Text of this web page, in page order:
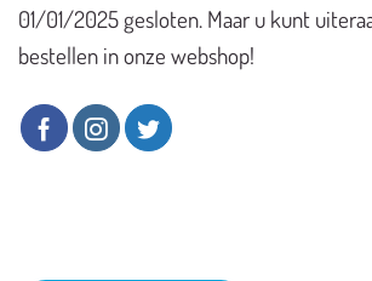
01/01/2025 gesloten. Maar u kunt
bestellen in onze webshop!